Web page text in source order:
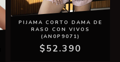
PIJAMA CORTO DAMA DE
RASO CON VIVOS
(AN0P9071)
$52.390